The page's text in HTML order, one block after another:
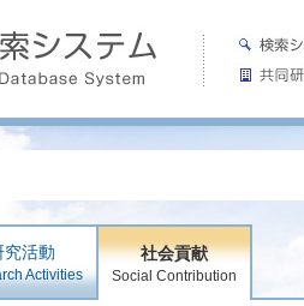
究活動
Activities
社会貢献
Social Contribution